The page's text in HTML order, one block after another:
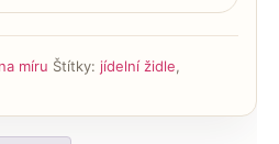
míru Štítky: jídelní židle,